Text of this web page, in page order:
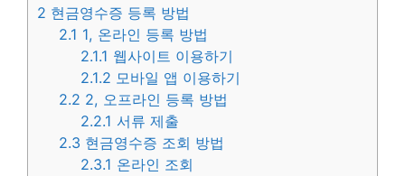
2 현금영수증 등록 방법
2.1 1, 온라인 등록 방법
2.1.1 웹사이트 이용하기
2.1.2 모바일 앱 이용하기
2.2 2, 오프라인 등록 방법
2.2.1 서류 제출
2.3 현금영수증 조회 방법
2.3.1 온라인 조회